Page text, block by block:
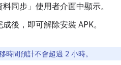
同步」使用者介面中顯示。
後，即可解除安裝 APK。
時間預計不會超過 2 小時。